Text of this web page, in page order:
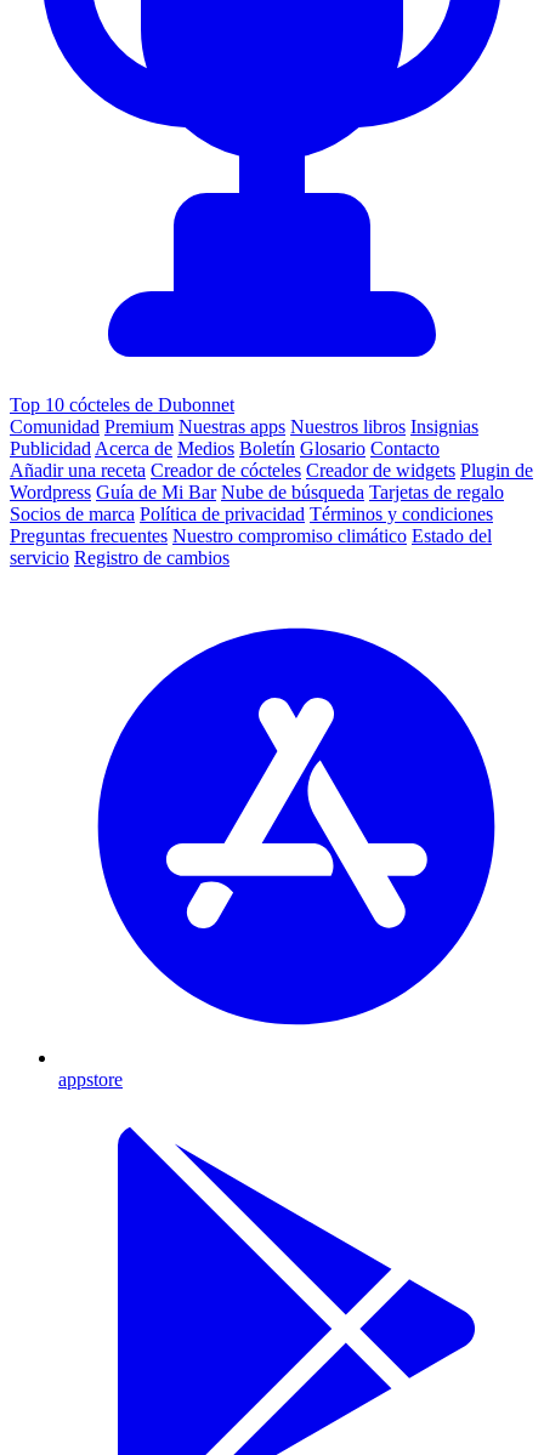
Top 10 cócteles de Dubonnet
Comunidad Premium Nuestras apps Nuestros libros Insignias
Publicidad Acerca de Medios Boletín Glosario Contacto
Añadir una receta Creador de cócteles Creador de widgets Plugin de
Wordpress Guía de Mi Bar Nube de búsqueda Tarjetas de regalo
Socios de marca Política de privacidad Términos y condiciones
Preguntas frecuentes Nuestro compromiso climático Estado del
servicio Registro de cambios
appstore